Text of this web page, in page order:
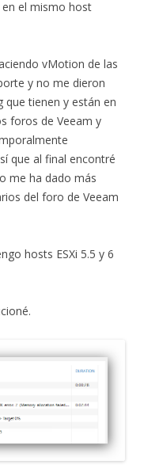
el mismo host
vMotion de las
y no me dieron
que tienen y están en
foros de Veeam y
que al final encontré
me ha dado más
del foro de Veeam
hosts ESXi 5.5 y 6